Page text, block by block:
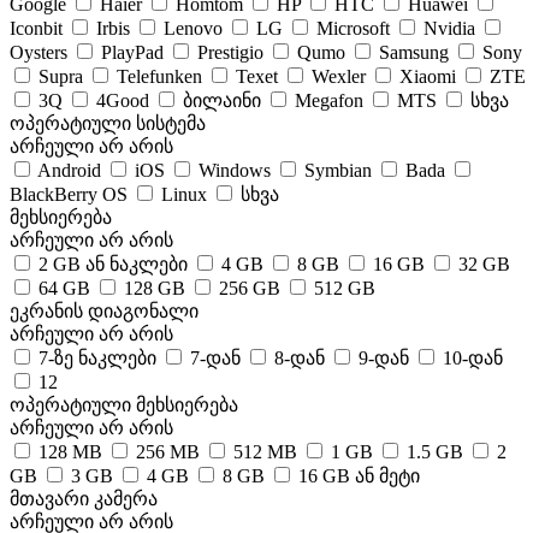
Iconbit
Irbis Lenovo LG Microsoft
Nvidia
Oysters
PlayPad Prestigio Qumo Samsung
Sony
Supra
Telefunken Texet Wexler Xiaomi
ZTE
3Q
4Good ბილაინი Megafon MTS
სხვა
ოპერატიული სისტემა
არჩეული არ არის
Android
iOS Windows Symbian
Bada
BlackBerry OS
Linux
სხვა
მეხსიერება
არჩეული არ არის
2 GB ან ნაკლები
4 GB 8 GB 16 GB
32 GB
64 GB
128 GB 256 GB
512 GB
ეკრანის დიაგონალი
არჩეული არ არის
7-ზე ნაკლები
7-დან 8-დან 9-დან
10-დან
12
ოპერატიული მეხსიერება
არჩეული არ არის
128 MB
256 MB 512 MB 1 GB 1.5 GB
2
GB
3 GB 4 GB 8 GB
16 GB ან მეტი
მთავარი კამერა
არჩეული არ არის